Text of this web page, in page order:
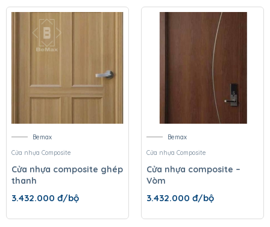
Bemax
Cửa nhựa Composite
Cửa nhựa composite ghép
thanh
3.432.000 đ/bộ
Bemax
Cửa nhựa Composite
Cửa nhựa composite –
Vòm
3.432.000 đ/bộ